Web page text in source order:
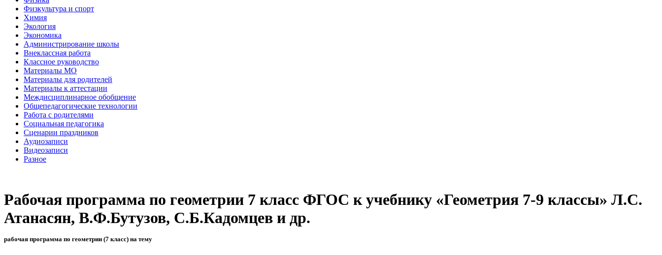
Физкультура и спорт
Химия
Экология
Экономика
Администрирование школы
Внеклассная работа
Классное руководство
Материалы МО
Материалы для родителей
Материалы к аттестации
Междисциплинарное обобщение
Общепедагогические технологии
Работа с родителями
Социальная педагогика
Сценарии праздников
Аудиозаписи
Видеозаписи
Разное
Рабочая программа по геометрии 7 класс ФГОС к учебнику «Геометрия 7-9 классы» Л.С.
Атанасян, В.Ф.Бутузов, С.Б.Кадомцев и др.
рабочая программа по геометрии (7 класс) на тему